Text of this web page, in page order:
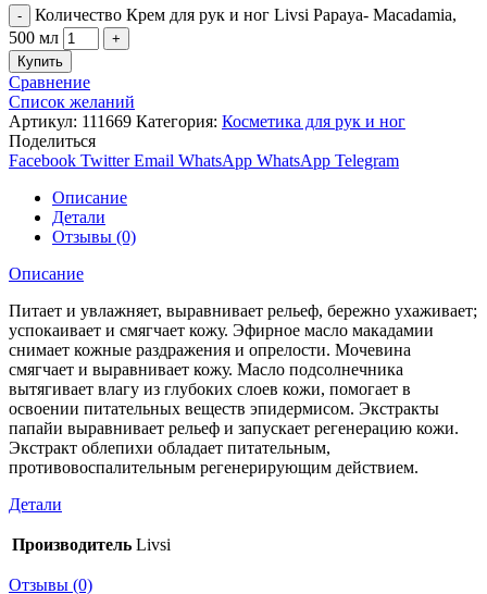
Количество Крем для рук и ног Livsi Papaya- Macadamia,
500 мл
Купить
Сравнение
Список желаний
Артикул: 111669 Категория: Косметика для рук и ног
Поделиться
Facebook Twitter Email WhatsApp WhatsApp Telegram
Описание
Детали
Отзывы (0)
Описание
Питает и увлажняет, выравнивает рельеф, бережно ухаживает;
успокаивает и смягчает кожу. Эфирное масло макадамии
снимает кожные раздражения и опрелости. Мочевина
смягчает и выравнивает кожу. Масло подсолнечника
вытягивает влагу из глубоких слоев кожи, помогает в
освоении питательных веществ эпидермисом. Экстракты
папайи выравнивает рельеф и запускает регенерацию кожи.
Экстракт облепихи обладает питательным,
противовоспалительным регенерирующим действием.
Детали
Производитель Livsi
Отзывы (0)